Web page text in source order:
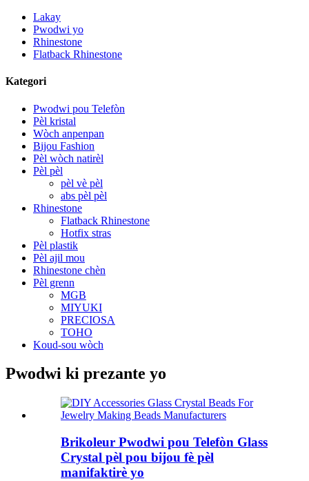
Lakay
Pwodwi yo
Rhinestone
Flatback Rhinestone
Kategori
Pwodwi pou Telefòn
Pèl kristal
Wòch anpenpan
Bijou Fashion
Pèl wòch natirèl
Pèl pèl
pèl vè pèl
abs pèl pèl
Rhinestone
Flatback Rhinestone
Hotfix stras
Pèl plastik
Pèl ajil mou
Rhinestone chèn
Pèl grenn
MGB
MIYUKI
PRECIOSA
TOHO
Koud-sou wòch
Pwodwi ki prezante yo
Brikoleur Pwodwi pou Telefòn Glass
Crystal pèl pou bijou fè pèl
manifaktirè yo